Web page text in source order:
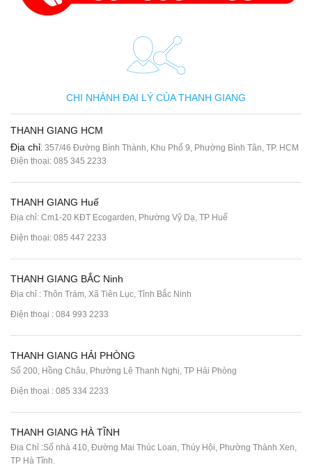
CHI NHÁNH ĐẠI LÝ CỦA THANH GIANG
THANH GIANG HCM
Địa chỉ: 357/46 Đường Bình Thành, Khu Phố 9, Phường Bình Tân, TP. HCM
Điện thoại: 085 345 2233
THANH GIANG Huế
Địa chỉ: Cm1-20 KĐT Ecogarden, Phường Vỹ Dạ, TP Huế
Điện thoại: 085 447 2233
THANH GIANG BẮC Ninh
Địa chỉ : Thôn Trám, Xã Tiên Lục, Tỉnh Bắc Ninh
Điện thoại : 084 993 2233
THANH GIANG HẢI PHÒNG
Số 200, Hồng Châu, Phường Lê Thanh Nghị, TP Hải Phòng
Điện thoại : 085 334 2233
THANH GIANG HÀ TĨNH
Địa Chỉ :Số nhà 410, Đường Mai Thúc Loan, Thúy Hội, Phường Thành Xen,
TP Hà Tĩnh.